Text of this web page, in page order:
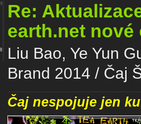
Re:
earth.net nové
Liu Bao, Ye Yun
Brand 2014 / Čaj
Čaj nespojuje jen